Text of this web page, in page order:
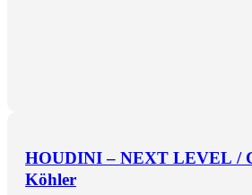
HOUDINI – NEXT LEVEL /
Köhler